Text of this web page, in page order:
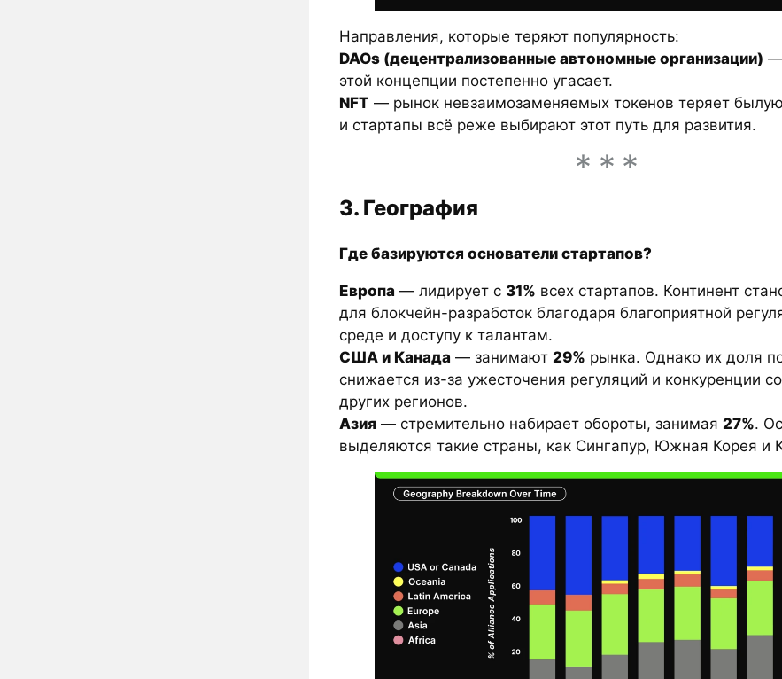
Направления, которые теряют популярность:
DAOs (децентрализованные автономные организации) —
этой концепции постепенно угасает.
NFT — рынок невзаимозаменяемых токенов теряет былую
и стартапы всё реже выбирают этот путь для развития.
3. География
Где базируются основатели стартапов?
Европа — лидирует с 31% всех стартапов. Континент
для блокчейн-разработок благодаря благоприятной
среде и доступу к талантам.
США и Канада — занимают 29% рынка. Однако их доля
снижается из-за ужесточения регуляций и конкуренции
других регионов.
Азия — стремительно набирает обороты, занимая 27%.
выделяются такие страны, как Сингапур, Южная Корея и